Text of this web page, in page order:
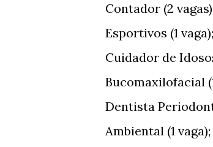
Contador (2
Esportivos (1
Cuidador de
Bucomaxilofacial
Dentista
Ambiental (1